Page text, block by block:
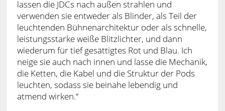
lassen die JDCs nach außen strahlen und
verwenden sie entweder als Blinder, als Teil der
leuchtenden Bühnenarchitektur oder als schnelle,
leistungsstarke weiße Blitzlichter, und dann
wiederum für tief gesättigtes Rot und Blau. Ich
neige sie auch nach innen und lasse die Mechanik,
die Ketten, die Kabel und die Struktur der Pods
leuchten, sodass sie beinahe lebendig und
atmend wirken.“